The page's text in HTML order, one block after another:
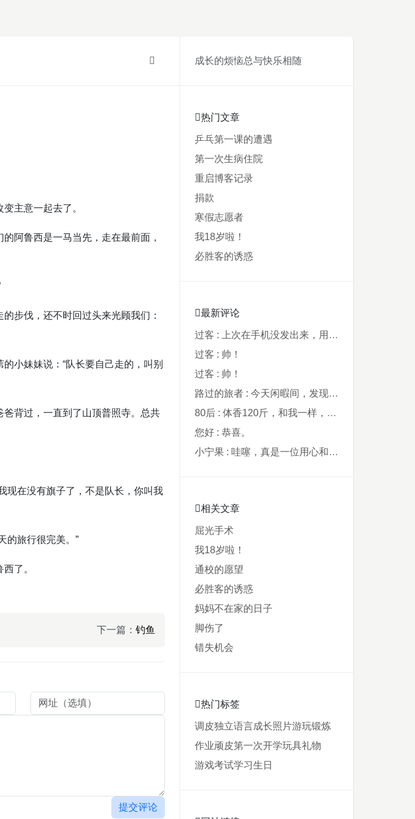
主意一起去了。
阿鲁西是一马当先，走在最前面，
步伐，还不时回过头来光顾我们：
小妹妹说：“队长要自己走的，叫别
背过，一直到了山顶普照寺。总共
现在没有旗子了，不是队长，你叫我
的旅行很完美。”
了。
下一篇： 钓鱼
提交评论
成长的烦恼总与快乐相随
热门文章
乒乓第一课的遭遇
第一次生病住院
重启博客记录
捐款
寒假志愿者
我18岁啦！
必胜客的诱惑
最新评论
过客 : 上次在手机没发出来，用电脑才发现要...
过客 : 帅！
过客 : 帅！
路过的旅者 : 今天闲暇间，发现藏在阿鲁西名字里的...
80后 : 体香120斤，和我一样，40年了，...
您好 : 恭喜。
小宁果 : 哇噻，真是一位用心和爸爸，从孩子出...
相关文章
屈光手术
我18岁啦！
通校的愿望
必胜客的诱惑
妈妈不在家的日子
脚伤了
错失机会
热门标签
调皮独立语言成长照片游玩锻炼
作业顽皮第一次开学玩具礼物
游戏考试学习生日